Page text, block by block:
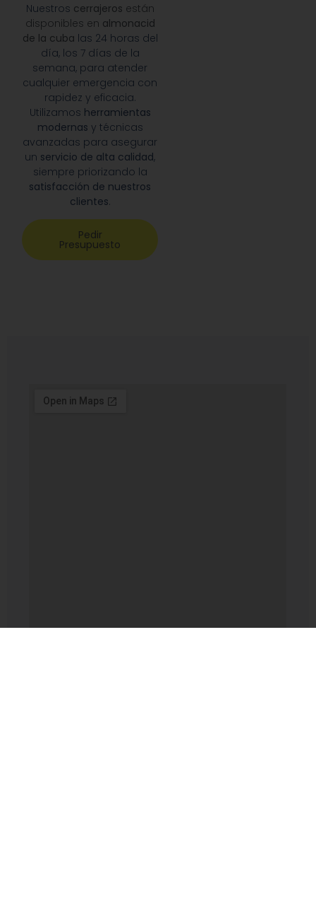
Nuestros cerrajeros están
disponibles en almonacid
de la cuba las 24 horas del
día, los 7 días de la
semana, para atender
cualquier emergencia con
rapidez y eficacia.
Utilizamos herramientas
modernas y técnicas
avanzadas para asegurar
un servicio de alta calidad,
siempre priorizando la
satisfacción de nuestros
clientes.
Pedir
Presupuesto